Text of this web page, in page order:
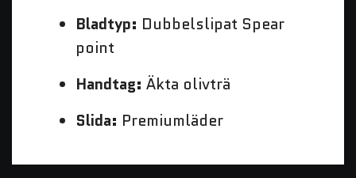
Bladtyp: Dubbelslipat Spear
point
Handtag: Äkta olivträ
Slida: Premiumläder